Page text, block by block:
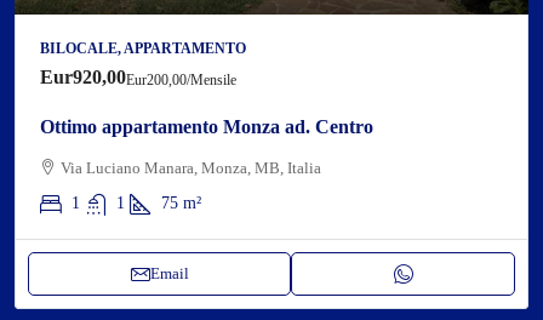
BILOCALE, APPARTAMENTO
Eur920,00Eur200,00/Mensile
Ottimo appartamento Monza ad. Centro
Via Luciano Manara, Monza, MB, Italia
1
1 75 m²
Email